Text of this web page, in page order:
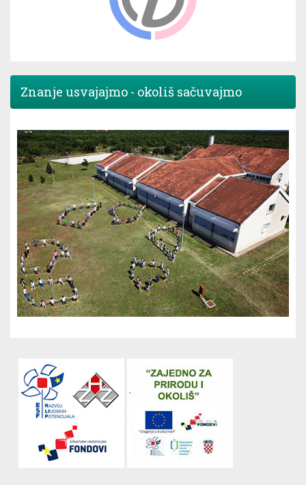
Znanje usvajajmo - okoliš sačuvajmo